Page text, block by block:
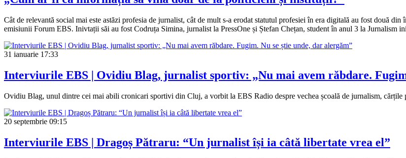
Cât de relevantă social mai este astăzi profesia de jurnalist, cât de mult s-a erodat statutul profesiei în era digitală au fost două
emisiunii Forum EBS. Inivtații săi au fost Codruța Simina, jurnalist la PressOne și Ștefan Chețan, student în anul 3 la Jurnalism
31 ianuarie 17:33
Interviurile EBS | Ovidiu Blag, jurnalist sportiv: „Nu mai avem răbdare.
Ovidiu Blag, unul dintre cei mai abili cronicari sportivi din Cluj, a vorbit la EBS Radio despre vechea școală de jurnalism, cărțile
20 septembrie 09:15
Interviurile EBS | Dragoș Pătraru: “Un jurnalist își ia câtă libertate vrea el”